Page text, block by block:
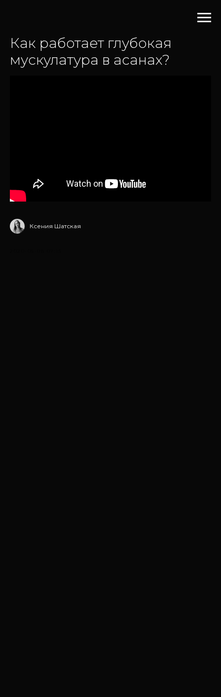
Как работает глубокая
мускулатура в асанах?
Ксения Шатская